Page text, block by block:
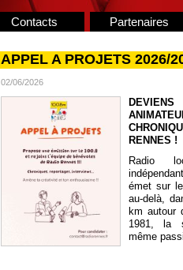
Contacts Partenaires
APPEL A PROJETS 2026/
02/06/2026
DEVIENS
RENNES !
Radio
émet sur
au-delà,
km autour
1981, la
même